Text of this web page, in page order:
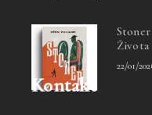
Stoner
Života
22/01/
Kontakt